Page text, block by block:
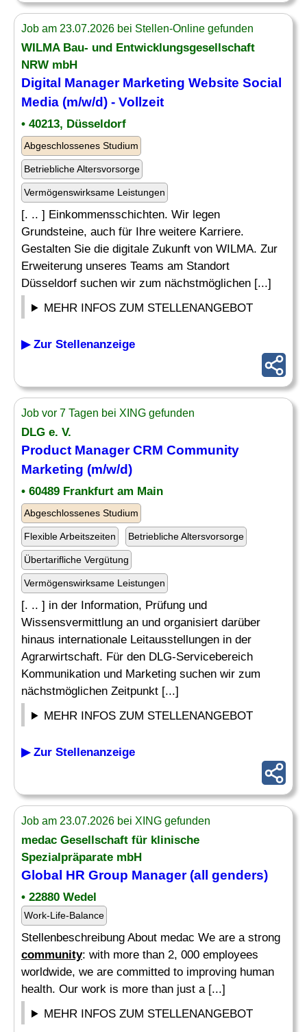
Job am 23.07.2026 bei Stellen-Online gefunden
WILMA Bau- und Entwicklungsgesellschaft
NRW mbH
Digital ManagerMarketing Website Social
Media (m/w/d) - Vollzeit
• 40213, Düsseldorf
Abgeschlossenes Studium
Betriebliche Altersvorsorge
Vermögenswirksame Leistungen
[. .. ] Einkommensschichten. Wir legen
Grundsteine, auch für Ihre weitere Karriere.
Gestalten Sie die digitale Zukunft von WILMA. Zur
Erweiterung unseres Teams am Standort
Düsseldorf suchen wir zum nächstmöglichen [...]
MEHR INFOS ZUM STELLENANGEBOT
▶ Zur Stellenanzeige
Job vor 7 Tagen bei XING gefunden
DLG e. V.
Product ManagerCRM Community
Marketing (m/w/d)
• 60489 Frankfurt am Main
Abgeschlossenes Studium
Flexible Arbeitszeiten Betriebliche Altersvorsorge
Übertarifliche Vergütung
Vermögenswirksame Leistungen
[. .. ] in der Information, Prüfung und
Wissensvermittlung an und organisiert darüber
hinaus internationale Leitausstellungen in der
Agrarwirtschaft. Für den DLG-Servicebereich
Kommunikation und Marketing suchen wir zum
nächstmöglichen Zeitpunkt [...]
MEHR INFOS ZUM STELLENANGEBOT
▶ Zur Stellenanzeige
Job am 23.07.2026 bei XING gefunden
medac Gesellschaft für klinische
Spezialpräparate mbH
Global HR Group Manager(all genders)
• 22880 Wedel
Work-Life-Balance
Stellenbeschreibung About medac We are a strong
community: with more than 2, 000 employees
worldwide, we are committed to improving human
health. Our work is more than just a [...]
MEHR INFOS ZUM STELLENANGEBOT